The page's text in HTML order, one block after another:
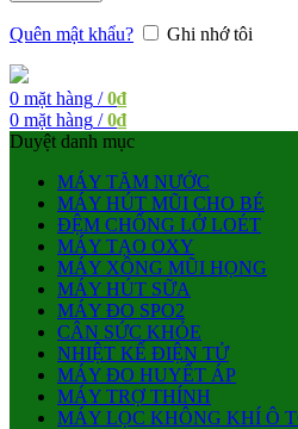
Quên mật khẩu? Ghi nhớ tôi
0 mặt hàng / 0₫
0 mặt hàng / 0₫
Duyệt danh mục
MÁY TĂM NƯỚC
MÁY HÚT MŨI CHO BÉ
ĐỆM CHỐNG LỞ LOÉT
MÁY TẠO OXY
MÁY XÔNG MŨI HỌNG
MÁY HÚT SỮA
MÁY ĐO SPO2
CÂN SỨC KHỎE
NHIỆT KẾ ĐIỆN TỬ
MÁY ĐO HUYẾT ÁP
MÁY TRỢ THÍNH
MÁY LỌC KHÔNG KHÍ Ô